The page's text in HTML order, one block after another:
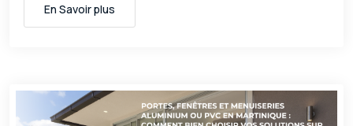
En Savoir plus